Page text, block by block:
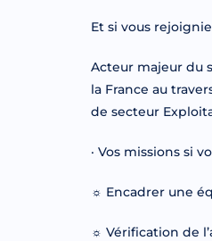
Et si vous
Acteur majeur du
la France au
de secteur
· Vos missions si
☼ Encadrer une
☼ Vérification de